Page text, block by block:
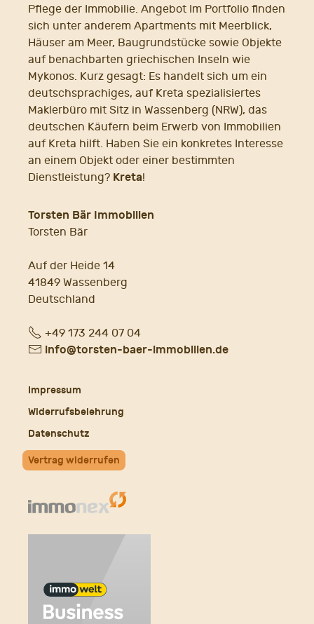
Pflege der Immobilie. Angebot Im Portfolio finden
sich unter anderem Apartments mit Meerblick,
Häuser am Meer, Baugrundstücke sowie Objekte
auf benachbarten griechischen Inseln wie
Mykonos. Kurz gesagt: Es handelt sich um ein
deutschsprachiges, auf Kreta spezialisiertes
Maklerbüro mit Sitz in Wassenberg (NRW), das
deutschen Käufern beim Erwerb von Immobilien
auf Kreta hilft. Haben Sie ein konkretes Interesse
an einem Objekt oder einer bestimmten
Dienstleistung? Kreta!
Torsten Bär Immobilien
Torsten Bär
Auf der Heide 14
41849 Wassenberg
Deutschland
Fon+49 173 244 07 04
E- info@torsten-baer-immobilien.de
Impressum
Widerrufsbelehrung
Datenschutz
Vertrag widerrufen